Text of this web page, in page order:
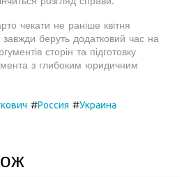
чекати не раніше квітня
завжди беруть додатковий час на
сторін та підготовку
з глибоким юридичним
#Россия #Украина